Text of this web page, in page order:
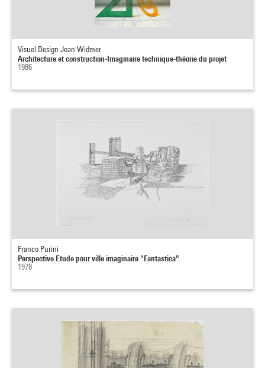
Visuel Design Jean Widmer
Architecture et construction-Imaginaire technique-théorie du projet
1986
Franco Purini
Perspective Etude pour ville imaginaire "Fantastica"
1978